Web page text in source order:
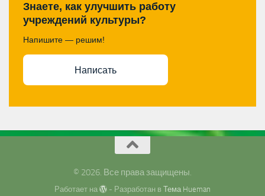
Знаете, как улучшить работу
учреждений культуры?
Напишите — решим!
Написать
© 2026. Все права защищены.
Работает на - Разработан вТема Hueman